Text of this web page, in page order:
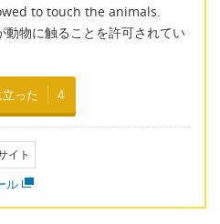
to touch the animals.
動物に触ることを許可されてい
った 4
イト
ル